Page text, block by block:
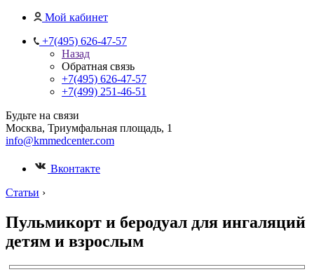
Мой кабинет
+7(495) 626-47-57
Назад
Обратная связь
+7(495) 626-47-57
+7(499) 251-46-51
Будьте на связи
Москва, Триумфальная площадь, 1
info@kmmedcenter.com
Вконтакте
Статьи ›
Пульмикорт и беродуал для ингаляций
детям и взрослым